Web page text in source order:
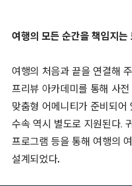
여행의 모든 순간을 책임지는
여행의 처음과 끝을 연결해
프리뷰 아카데미를 통해 사
맞춤형 어메니티가 준비되어
수속 역시 별도로 지원된다.
프로그램 등을 통해 여행의
설계되었다.